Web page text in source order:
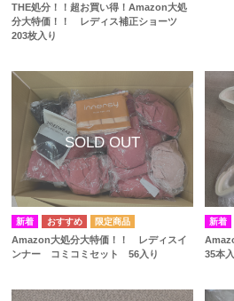
THE処分！！超お買い得！Amazon大処
分大特価！！ レディス補正ショーツ
203枚入り
Amazon大処分大特価！！ レディスイ
ンナー コミコミセット 56入り
35本